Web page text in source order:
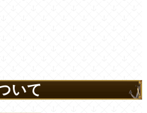
いて